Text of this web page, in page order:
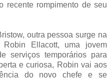
recente rompimento de seu
outra pessoa surge na
Ellacott, uma jovem
serviços temporários para
e curiosa, Robin vai aos
do novo chefe e se